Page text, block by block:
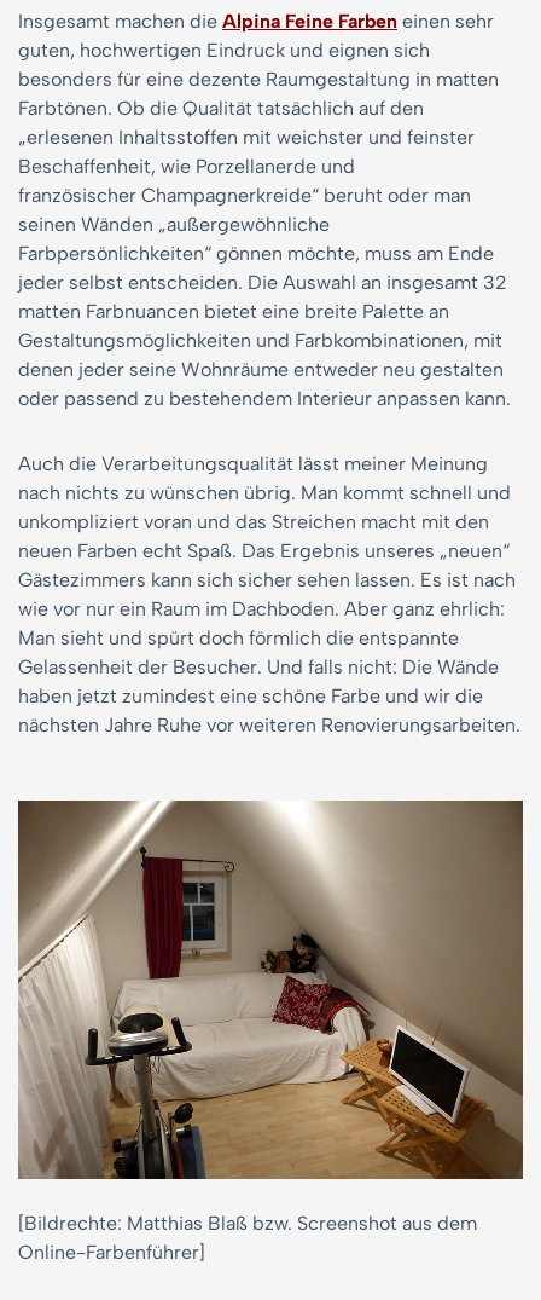
Insgesamt machen die Alpina Feine Farben einen sehr
guten, hochwertigen Eindruck und eignen sich
besonders für eine dezente Raumgestaltung in matten
Farbtönen. Ob die Qualität tatsächlich auf den
„erlesenen Inhaltsstoffen mit weichster und feinster
Beschaffenheit, wie Porzellanerde und
französischer Champagnerkreide“ beruht oder man
seinen Wänden „außergewöhnliche
Farbpersönlichkeiten“ gönnen möchte, muss am Ende
jeder selbst entscheiden. Die Auswahl an insgesamt 32
matten Farbnuancen bietet eine breite Palette an
Gestaltungsmöglichkeiten und Farbkombinationen, mit
denen jeder seine Wohnräume entweder neu gestalten
oder passend zu bestehendem Interieur anpassen kann.
Auch die Verarbeitungsqualität lässt meiner Meinung
nach nichts zu wünschen übrig. Man kommt schnell und
unkompliziert voran und das Streichen macht mit den
neuen Farben echt Spaß. Das Ergebnis unseres „neuen“
Gästezimmers kann sich sicher sehen lassen. Es ist nach
wie vor nur ein Raum im Dachboden. Aber ganz ehrlich:
Man sieht und spürt doch förmlich die entspannte
Gelassenheit der Besucher. Und falls nicht: Die Wände
haben jetzt zumindest eine schöne Farbe und wir die
nächsten Jahre Ruhe vor weiteren Renovierungsarbeiten.
[Bildrechte: Matthias Blaß bzw. Screenshot aus dem
Online-Farbenführer]